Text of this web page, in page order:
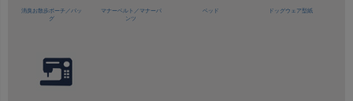
消臭お散歩ポーチ／バッ
グ
マナーベルト／ マナーパ
ンツ
ベッド ドッグウェア型紙